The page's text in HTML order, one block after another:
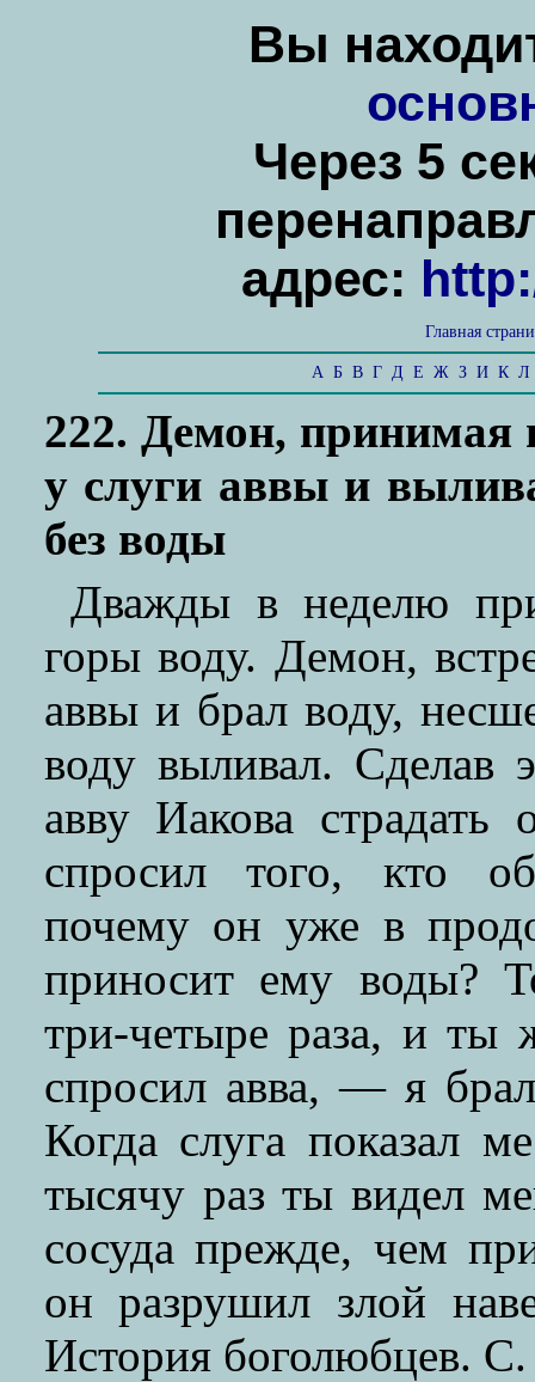
Вы
Через 5
адрес:
Главная
А Б В Г Д Е Ж З И К Л
222. Демон, принимая
у слуги аввы и
без воды
Дважды в неделю
горы воду. Демон,
аввы и брал воду,
воду выливал. Сделав
авву Иакова
спросил того, кто
почему он уже в
приносит ему воды?
три-четыре раза, и
спросил авва, — я
Когда слуга показал
тысячу раз ты видел
сосуда прежде, чем
он разрушил злой
История боголюбцев.